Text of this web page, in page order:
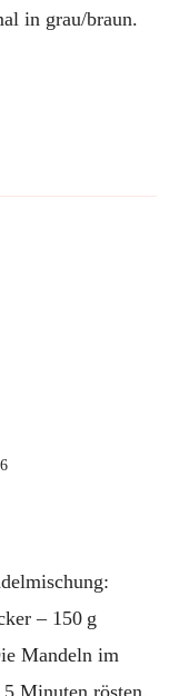
in grau/braun.
– 150 g
Mandeln im
Minuten rösten.